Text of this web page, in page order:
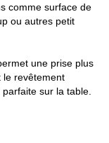
comme surface de
ou autres petit
une prise plus
le revêtement
sur la table.